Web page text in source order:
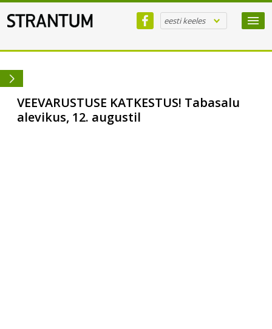
eesti keeles
VEEVARUSTUSE KATKESTUS! Tabasalu
alevikus, 12. augustil